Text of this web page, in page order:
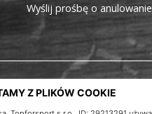
Wyślij prośbę o anulowanie